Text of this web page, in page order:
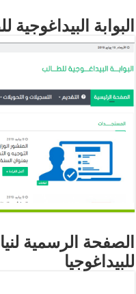
البوابة البيداغوجية
الصفحة الرسمية
للبيداغوجيا